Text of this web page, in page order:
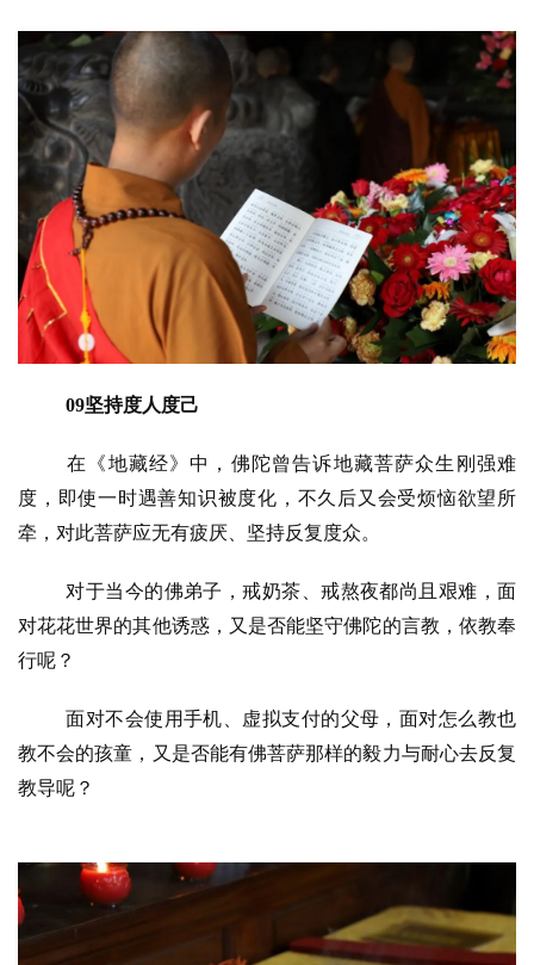
09坚持度人度己
在《地藏经》中，佛陀曾告诉地藏菩萨众生刚强难
度，即使一时遇善知识被度化，不久后又会受烦恼欲望所
牵，对此菩萨应无有疲厌、坚持反复度众。
对于当今的佛弟子，戒奶茶、戒熬夜都尚且艰难，面
对花花世界的其他诱惑，又是否能坚守佛陀的言教，依教奉
行呢？
面对不会使用手机、虚拟支付的父母，面对怎么教也
教不会的孩童，又是否能有佛菩萨那样的毅力与耐心去反复
教导呢？